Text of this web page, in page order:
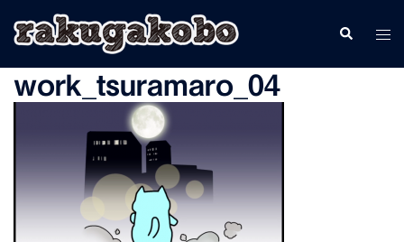
検
索
ト
work_tsuramaro_04